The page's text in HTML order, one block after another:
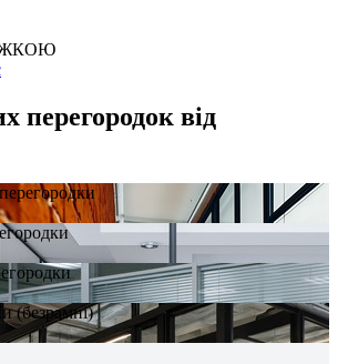
перегородок від
(безрамні)